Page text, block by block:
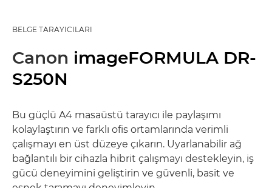
BELGE TARAYICILARI
Canon imageFORMULA DR-
S250N
Bu güçlü A4 masaüstü tarayıcı ile paylaşımı
kolaylaştırın ve farklı ofis ortamlarında verimli
çalışmayı en üst düzeye çıkarın. Uyarlanabilir ağ
bağlantılı bir cihazla hibrit çalışmayı destekleyin, iş
gücü deneyimini geliştirin ve güvenli, basit ve